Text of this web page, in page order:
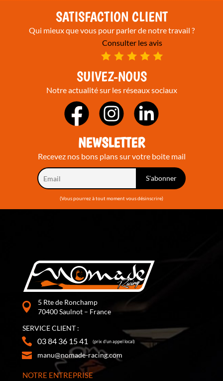
SATISFACTION CLIENT
Qui mieux que vous pour parler de notre travail ?
Consulter les avis
SUIVEZ-NOUS
Notre actualité sur les réseaux sociaux
NEWSLETTER
Recevez nos bons plans sur votre boite mail
(Vous pourrez à tout moment vous désinscrire)
5 Rte de Ronchamp
70400 Saulnot – France
SERVICE CLIENT :
03 84 36 15 41 (prix d’un appel local)
manu@nomade-racing.com
NOTRE ENTREPRISE